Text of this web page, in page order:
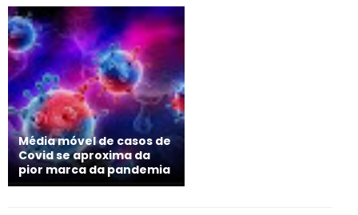
Média móvel de casos de
Covid se aproxima da
pior marca da pandemia